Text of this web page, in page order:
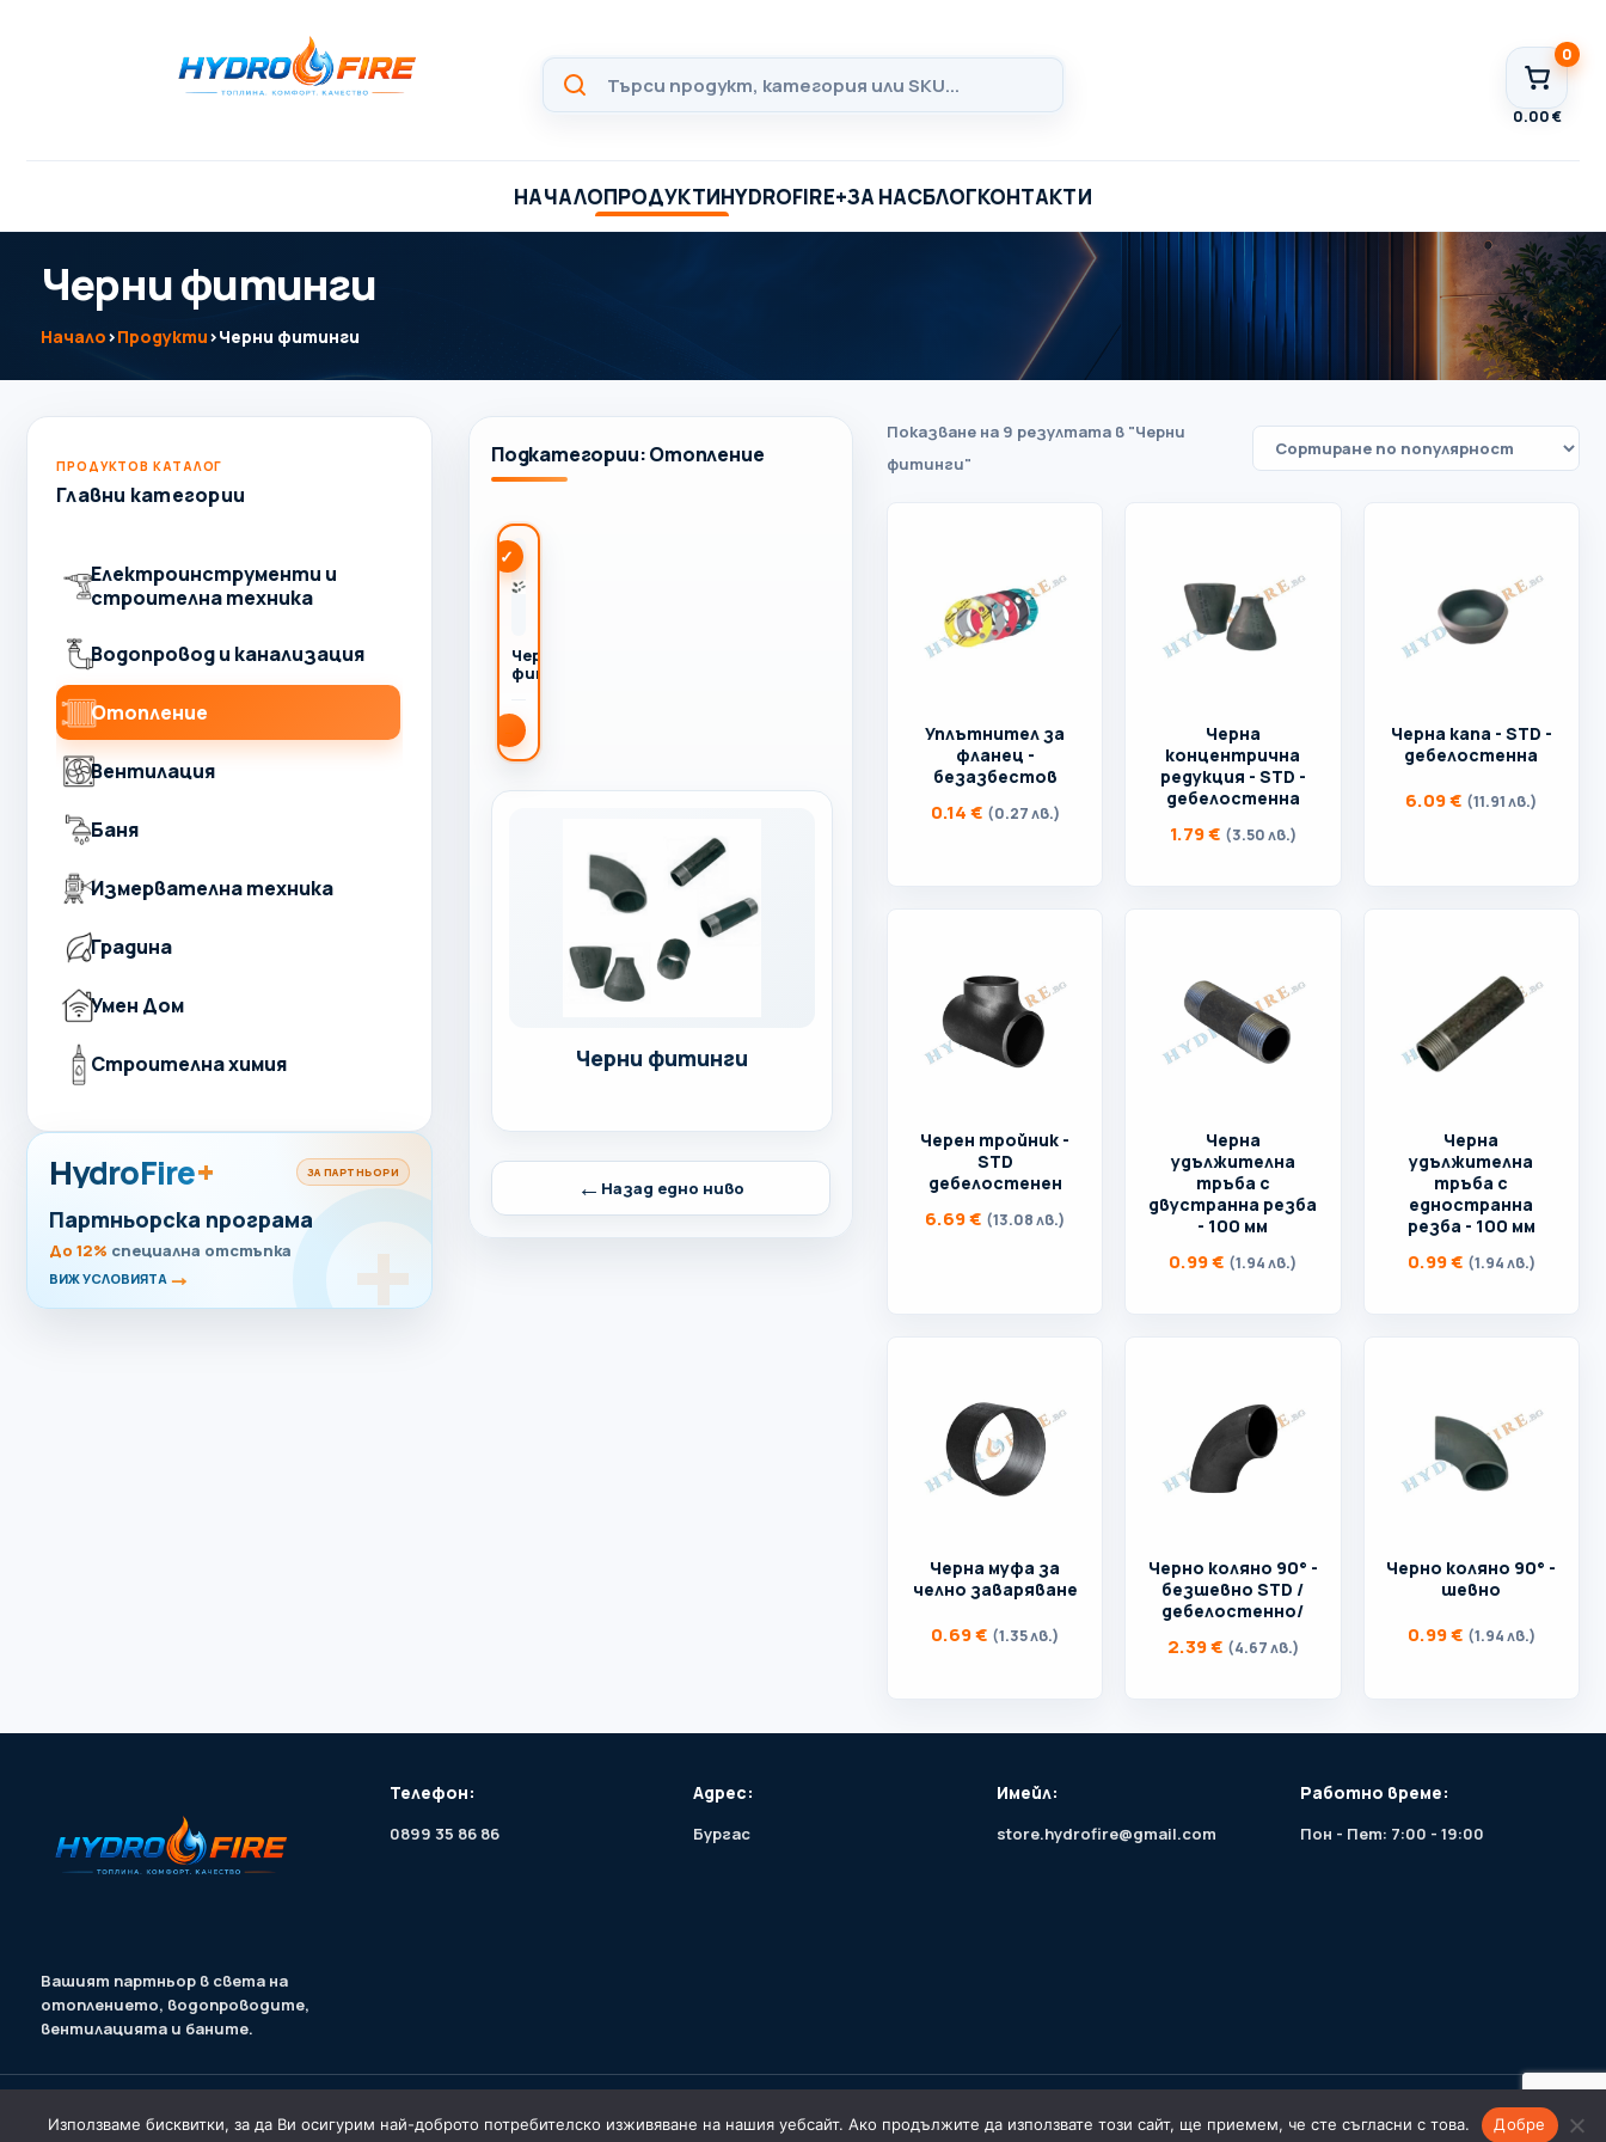
0.00€
0
НАЧАЛОПРОДУКТИHYDROFIRE+ЗА НАСБЛОГКОНТАКТИ
Черни фитинги
Начало›Продукти›Черни фитинги
ПРОДУКТОВ КАТАЛОГ
Главни категории
Електроинструменти и
строителна техника
Водопровод и канализация
Отопление
Вентилация
Баня
Измервателна техника
Градина
Умен Дом
Строителна химия
HydroFire+ ЗА ПАРТНЬОРИ
Партньорска програма
До 12% специална отстъпка
ВИЖ УСЛОВИЯТА →
Подкатегории: Отопление
Черни
фитинги
Черни фитинги
← Назад едно ниво
Показване на 9 резултата в "Черни
фитинги"
Уплътнител за
фланец -
безазбестов
0.14€ (0.27 лв.)
Черна
концентрична
редукция - STD -
дебелостенна
1.79€ (3.50 лв.)
Черна капа - STD -
дебелостенна
6.09€ (11.91 лв.)
Черен тройник -
STD
дебелостенен
6.69€ (13.08 лв.)
Черна
удължителна
тръба с
двустранна резба
- 100 мм
0.99€ (1.94 лв.)
Черна
удължителна
тръба с
едностранна
резба - 100 мм
0.99€ (1.94 лв.)
Черна муфа за
челно заваряване
0.69€ (1.35 лв.)
Черно коляно 90° -
безшевно STD /
дебелостенно/
2.39€ (4.67 лв.)
Черно коляно 90° -
шевно
0.99€ (1.94 лв.)
Вашият партньор в света на
отоплението, водопроводите,
вентилацията и баните.
Телефон:
0899 35 86 86
Адрес:
Бургас
Имейл:
store.hydrofire@gmail.com
Работно време:
Пон - Пет: 7:00 - 19:00
Общи условияПолитика за поверителност Политика за бисквитки © 2026 HydroFire.bg. Всички права запазени.
Използваме бисквитки, за да Ви осигурим най-доброто потребителско изживяване на нашия уебсайт. Ако продължите да използвате този сайт, ще приемем, че сте съгласни с това. Добре